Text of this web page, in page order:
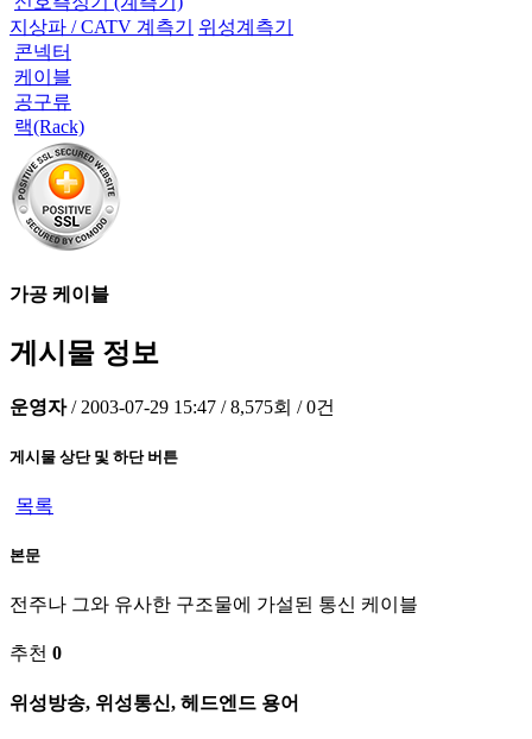
지상파 / CATV 계측기
위성계측기
콘넥터
케이블
공구류
랙(Rack)
가공 케이블
게시물 정보
운영자 / 2003-07-29 15:47 / 8,575회 / 0건
게시물 상단 및 하단 버튼
목록
본문
전주나 그와 유사한 구조물에 가설된 통신 케이블
추천 0
위성방송, 위성통신, 헤드엔드 용어